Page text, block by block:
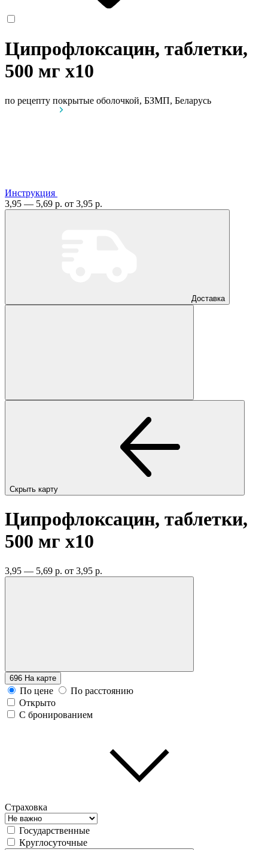
Ципрофлоксацин, таблетки,
500 мг x10
по рецепту покрытые оболочкой, БЗМП, Беларусь
Инструкция
3,95 — 5,69 р. от 3,95 р.
Доставка
Скрыть карту
Ципрофлоксацин, таблетки,
500 мг x10
3,95 — 5,69 р. от 3,95 р.
696 На карте
По цене
По расстоянию
Открыто
С бронированием
Страховка
Государственные
Круглосуточные